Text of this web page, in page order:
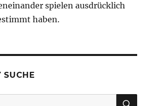
spielen ausdrücklich
haben.
SUCHE